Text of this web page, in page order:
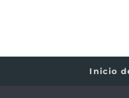
Inicio